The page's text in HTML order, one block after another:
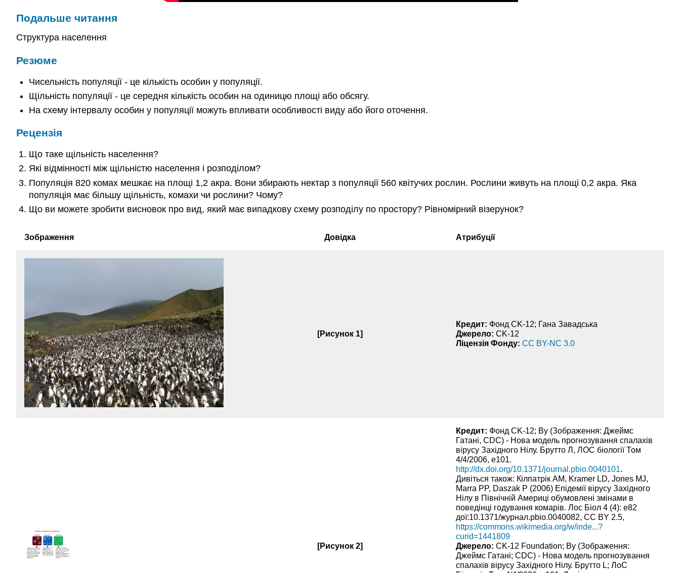
Подальше читання
Структура населення
Резюме
Чисельність популяції - це кількість особин у популяції.
Щільність популяції - це середня кількість особин на одиницю площі або обсягу.
На схему інтервалу особин у популяції можуть впливати особливості виду або його оточення.
Рецензія
Що таке щільність населення?
Які відмінності між щільністю населення і розподілом?
Популяція 820 комах мешкає на площі 1,2 акра. Вони збирають нектар з популяції 560 квітучих рослин. Рослини живуть на площі 0,2 акра. Яка
популяція має більшу щільність, комахи чи рослини? Чому?
Що ви можете зробити висновок про вид, який має випадкову схему розподілу по простору? Рівномірний візерунок?
Зображення Довідка Атрибуції
[Рисунок 1]
Кредит: Фонд CK-12; Гана Завадська
Джерело: CK-12
Ліцензія Фонду: CC BY-NC 3.0
[Рисунок 2]
Кредит: Фонд CK-12; By (Зображення: Джеймс
Гатані, CDC) - Нова модель прогнозування спалахів
вірусу Західного Нілу. Брутто Л, ЛОС біології Том
4/4/2006, e101.
http://dx.doi.org/10.1371/journal.pbio.0040101.
Дивіться також: Кілпатрік AM, Kramer LD, Jones MJ,
Marra PP, Daszak P (2006) Епідемії вірусу Західного
Нілу в Північній Америці обумовлені змінами в
поведінці годування комарів. Лос Біол 4 (4): e82
дої:10.1371/журнал.pbio.0040082, CC BY 2.5,
https://commons.wikimedia.org/w/inde...?
curid=1441809
Джерело: CK-12 Foundation; By (Зображення:
Джеймс Гатані; CDC) - Нова модель прогнозування
спалахів вірусу Західного Нілу. Брутто L; ЛоС